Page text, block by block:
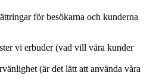
för besökarna och kunderna
vi erbuder (vad vill våra kunder
(är det lätt att använda våra